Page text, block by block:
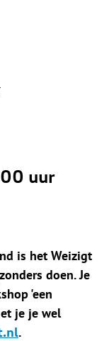
uur
is het Weizigt
doen. Je
'een
je je wel
.